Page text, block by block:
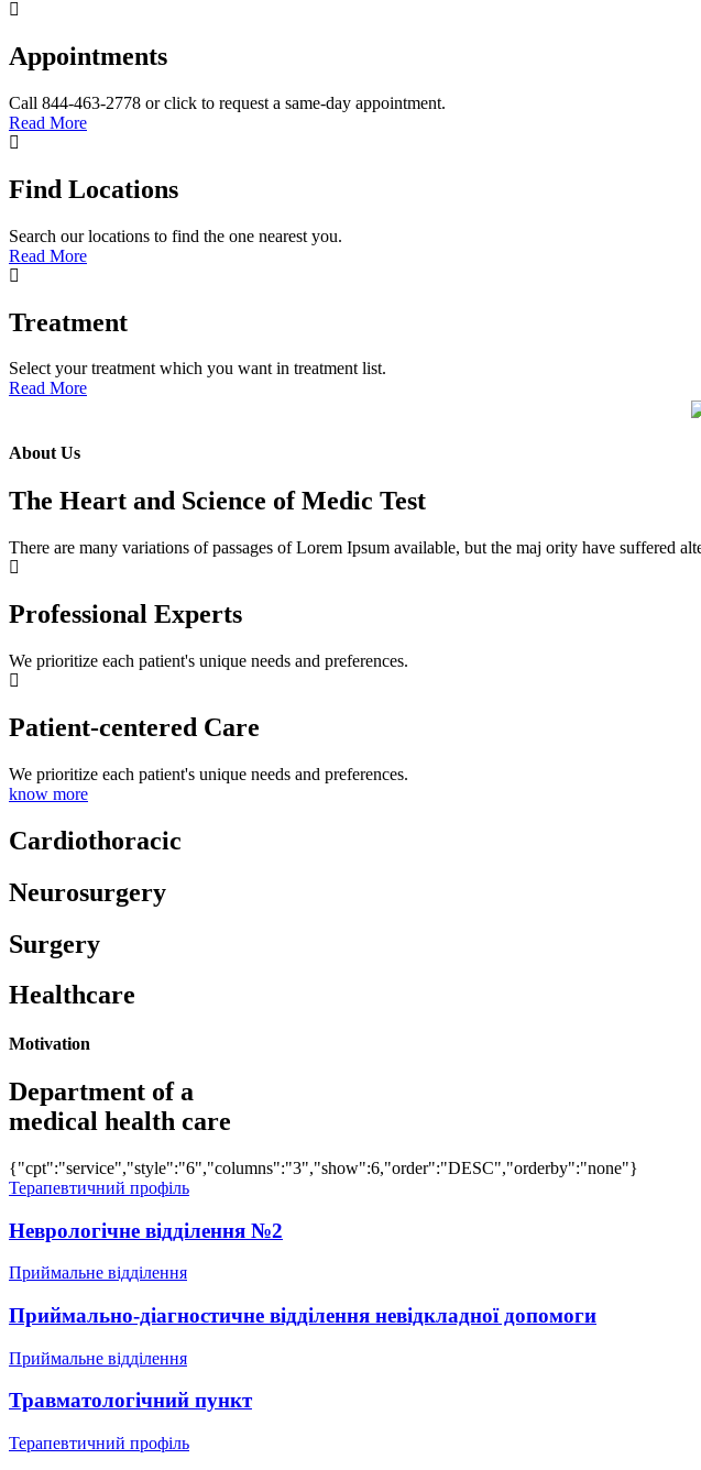
Appointments
Call 844-463-2778 or click to request a same-day appointment.
Read More
Find Locations
Search our locations to find the one nearest you.
Read More
Treatment
Select your treatment which you want in treatment list.
Read More
About Us
The Heart and Science of Medic Test
There are many variations of passages of Lorem Ipsum available, but the maj ority have suffered
Professional Experts
We prioritize each patient's unique needs and preferences.
Patient-centered Care
We prioritize each patient's unique needs and preferences.
know more
Cardiothoracic
Neurosurgery
Surgery
Healthcare
Motivation
Department of a
medical health care
{"cpt":"service","style":"6","columns":"3","show":6,"order":"DESC","orderby":"none"}
Терапевтичний профіль
Неврологічне відділення №2
Приймальне відділення
Приймально-діагностичне відділення невідкладної допомоги
Приймальне відділення
Травматологічний пункт
Терапевтичний профіль